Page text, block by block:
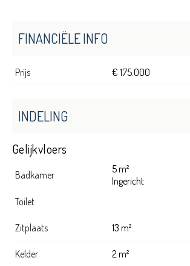
FINANCIËLE INFO
Prijs € 175.000
INDELING
Gelijkvloers
Badkamer
5 m²
Ingericht
Toilet
Zitplaats 13 m²
Kelder 2 m²